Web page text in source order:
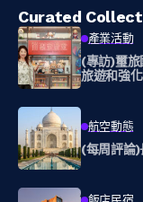
Curated
產業活動
(專訪)璽旅國際
旅遊和強
航空動態
(每周評論)